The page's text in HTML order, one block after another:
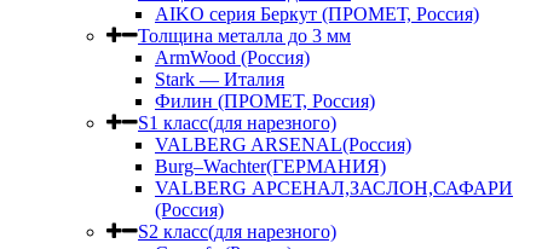
AIKO серия Беркут (ПРОМЕТ, Россия)
Толщина металла до 3 мм
ArmWood (Россия)
Stark — Италия
Филин (ПРОМЕТ, Россия)
S1 класс(для нарезного)
VALBERG ARSENAL(Россия)
Burg–Wachter(ГЕРМАНИЯ)
VALBERG АРСЕНАЛ,ЗАСЛОН,САФАРИ
(Россия)
S2 класс(для нарезного)